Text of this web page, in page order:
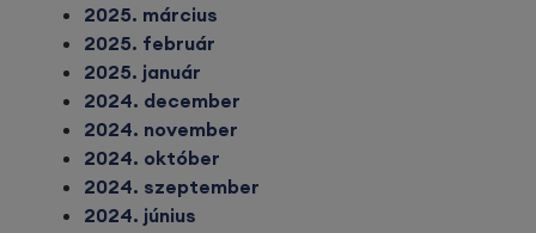
2025. március
2025. február
2025. január
2024. december
2024. november
2024. október
2024. szeptember
2024. június